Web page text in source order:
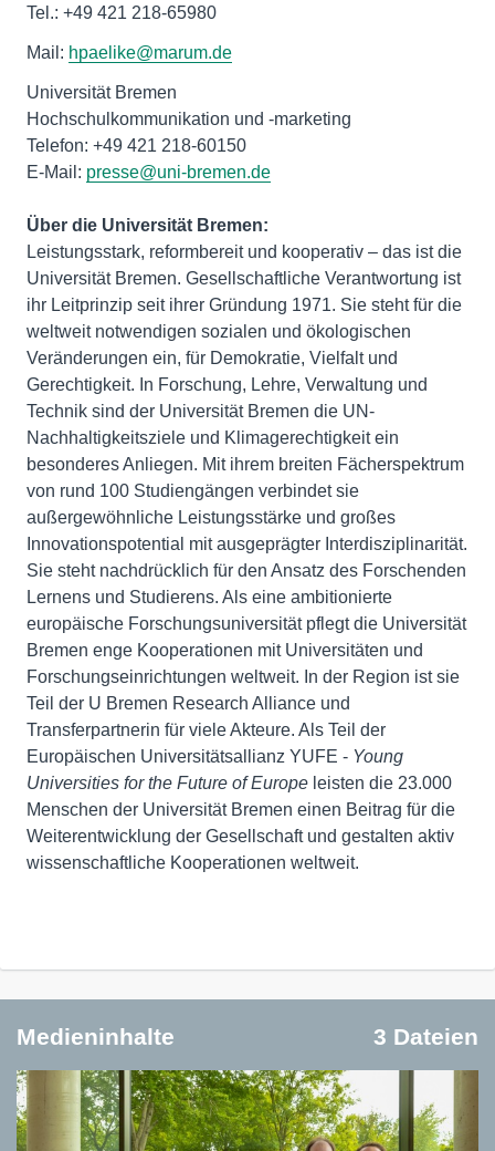
Tel.: +49 421 218-65980
Mail: hpaelike@marum.de
Universität Bremen
Hochschulkommunikation und -marketing
Telefon: +49 421 218-60150
E-Mail: presse@uni-bremen.de
Über die Universität Bremen:
Leistungsstark, reformbereit und kooperativ – das ist die
Universität Bremen. Gesellschaftliche Verantwortung ist
ihr Leitprinzip seit ihrer Gründung 1971. Sie steht für die
weltweit notwendigen sozialen und ökologischen
Veränderungen ein, für Demokratie, Vielfalt und
Gerechtigkeit. In Forschung, Lehre, Verwaltung und
Technik sind der Universität Bremen die UN-
Nachhaltigkeitsziele und Klimagerechtigkeit ein
besonderes Anliegen. Mit ihrem breiten Fächerspektrum
von rund 100 Studiengängen verbindet sie
außergewöhnliche Leistungsstärke und großes
Innovationspotential mit ausgeprägter Interdisziplinarität.
Sie steht nachdrücklich für den Ansatz des Forschenden
Lernens und Studierens. Als eine ambitionierte
europäische Forschungsuniversität pflegt die Universität
Bremen enge Kooperationen mit Universitäten und
Forschungseinrichtungen weltweit. In der Region ist sie
Teil der U Bremen Research Alliance und
Transferpartnerin für viele Akteure. Als Teil der
Europäischen Universitätsallianz YUFE - Young
Universities for the Future of Europe leisten die 23.000
Menschen der Universität Bremen einen Beitrag für die
Weiterentwicklung der Gesellschaft und gestalten aktiv
wissenschaftliche Kooperationen weltweit.
Medieninhalte 3 Dateien